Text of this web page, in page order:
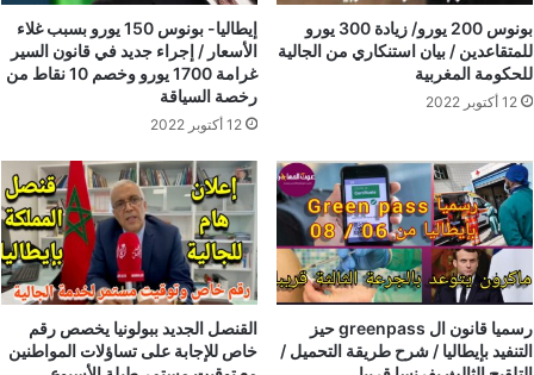
بونوس 200 يورو/ زيادة 300 يورو
للمتقاعدين / بيان استنكاري من الجالية
للحكومة المغربية
12 أكتوبر 2022
إيطاليا- بونوس 150 يورو بسبب غلاء
الأسعار / إجراء جديد في قانون السير
غرامة 1700 يورو وخصم 10 نقاط من
رخصة السياقة
12 أكتوبر 2022
رسميا قانون ال greenpass حيز
التنفيد بإيطاليا / شرح طريقة التحميل /
القنصل الجديد ببولونيا يخصص رقم
خاص للإجابة على تساؤلات المواطنين